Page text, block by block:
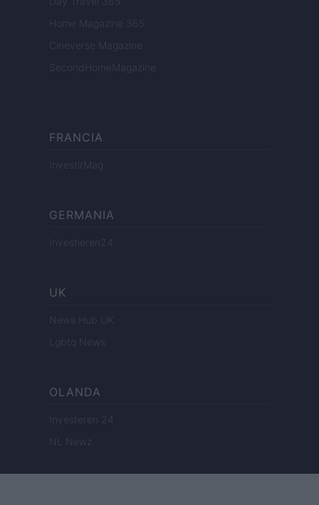
Home Magazine 365
Cineverse Magazine
SecondHomeMagazine
FRANCIA
InvestirMag
GERMANIA
Investieren24
UK
News Hub UK
Lgbtq News
OLANDA
Investeren 24
NL Newz